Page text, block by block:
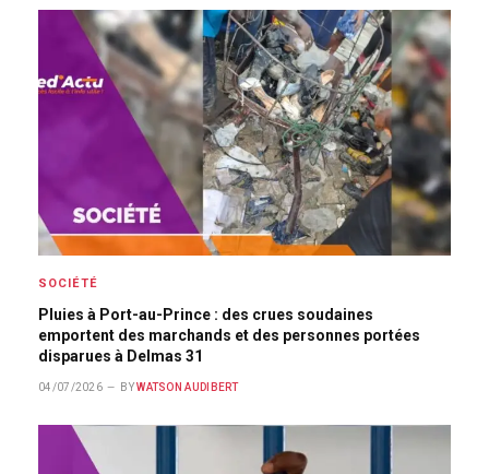
SOCIÉTÉ
Pluies à Port-au-Prince : des crues soudaines
emportent des marchands et des personnes portées
disparues à Delmas 31
04/07/2026 BY WATSON AUDIBERT